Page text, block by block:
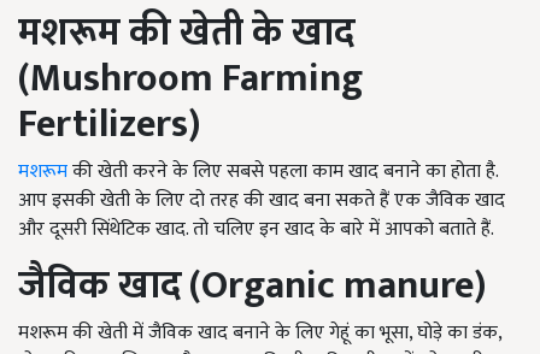
मशरूम की खेती के खाद
(Mushroom Farming
Fertilizers)
मशरूमकी खेती करने के लिए सबसे पहला काम खाद बनाने का होता है.
आप इसकी खेती के लिए दो तरह की खाद बना सकते हैं एक जैविक खाद
और दूसरी सिंथेटिक खाद. तो चलिए इन खाद के बारे में आपको बताते हैं.
जैविक खाद (Organic manure)
मशरूम की खेती में जैविक खाद बनाने के लिए गेहूं का भूसा, घोड़े का डंक,